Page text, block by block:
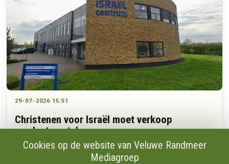
29-07-2026 15:51
Christenen voor Israël moet verkoop
producten staken
Cookies op de website van Veluwe Randmeer
Mediagroep